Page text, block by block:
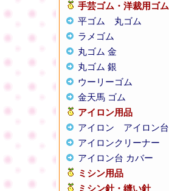
手芸ゴム・洋裁用ゴム
平ゴム
丸ゴム
ラメゴム
丸ゴム 金
丸ゴム 銀
ウーリーゴム
金天馬 ゴム
アイロン用品
アイロン
アイロン台
アイロンクリーナー
アイロン台 カバー
ミシン用品
ミシン針・縫い針